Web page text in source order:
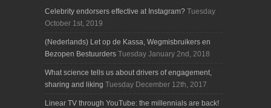
Celebrity endorsers effective at Instagram? Tuesday
October 1st, 2019
(Nederlands) Let op de Kassa, Wegmisbruikers en
Bezopen Bestuurders Tuesday January 2nd, 2018
What science tells us about drivers of engagement,
sharing and liking Tuesday December 12th, 2017
Linear TV through YouTube: the millennials are back!